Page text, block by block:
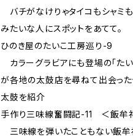
バチがなけりゃタイコもシャミ
みたいな人にスポットをあてて。
ひのき屋のたいこ工房巡り-9
カラーグラビアにも登場の「た
が各地の太鼓店を尋ねて出会っ
太鼓を紹介
手作り三味線奮闘記-11 ＜飯牟
三味線を弾いたこともない飯牟